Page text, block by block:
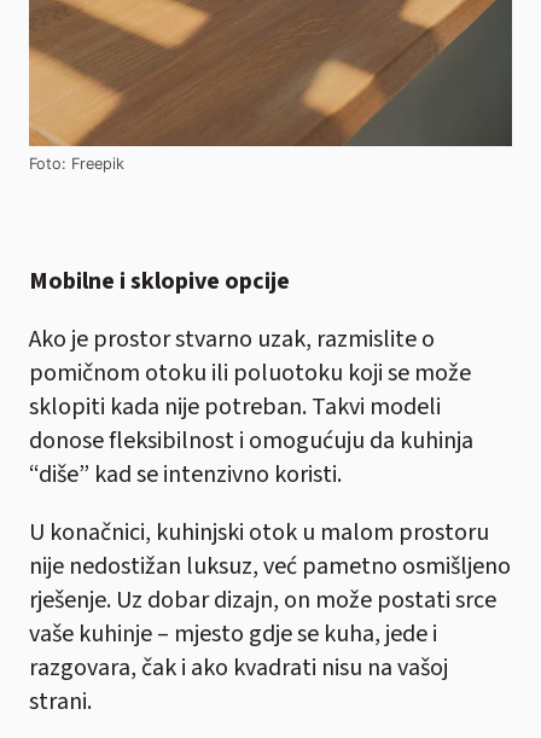
Foto: Freepik
Mobilne i sklopive opcije
Ako je prostor stvarno uzak, razmislite o
pomičnom otoku ili poluotoku koji se može
sklopiti kada nije potreban. Takvi modeli
donose fleksibilnost i omogućuju da kuhinja
“diše” kad se intenzivno koristi.
U konačnici, kuhinjski otok u malom prostoru
nije nedostižan luksuz, već pametno osmišljeno
rješenje. Uz dobar dizajn, on može postati srce
vaše kuhinje – mjesto gdje se kuha, jede i
razgovara, čak i ako kvadrati nisu na vašoj
strani.